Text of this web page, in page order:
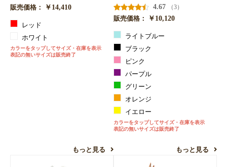
販売価格：
￥14,410
レッド
ホワイト
カラーをタップしてサイズ・在庫を表示
表記の無いサイズは販売終了
もっと見る
4.67
（3）
販売価格：
￥10,120
ライトブルー
ブラック
ピンク
パープル
グリーン
オレンジ
イエロー
カラーをタップしてサイズ・在庫を表示
表記の無いサイズは販売終了
もっと見る